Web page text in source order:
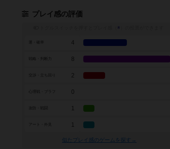
プレイ感の評価
※
4
戦略・判断力 8
2
0
1
アート・外見 1
似たプレイ感のゲームを探す→